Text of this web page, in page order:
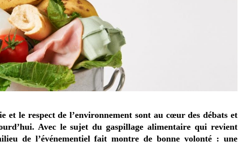
et le respect de l’environnement sont au cœur des débats et
Avec le sujet du gaspillage alimentaire qui revient
de l’événementiel fait montre de bonne volonté : une